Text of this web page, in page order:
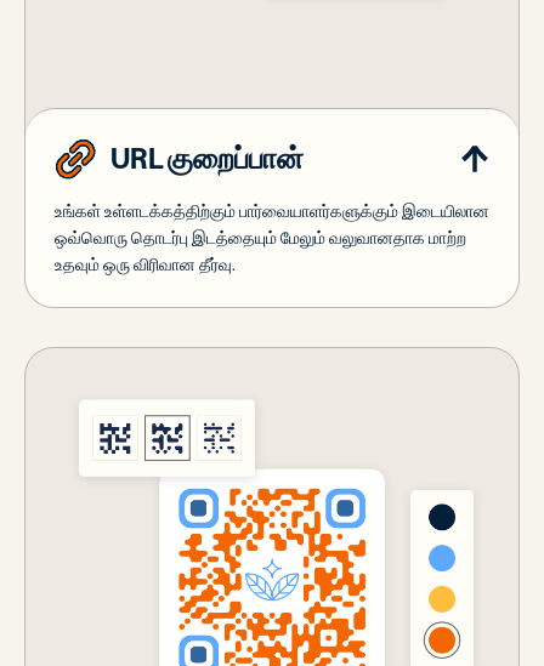
URL குறைப்பான்
உங்கள் உள்ளடக்கத்திற்கும் பார்வையாளர்களுக்கும் இடையிலான
ஒவ்வொரு தொடர்பு இடத்தையும் மேலும் வலுவானதாக மாற்ற
உதவும் ஒரு விரிவான தீர்வு.